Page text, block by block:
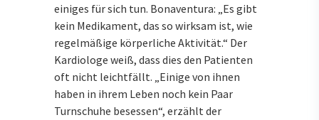
einiges für sich tun. Bonaventura: „Es gibt
kein Medikament, das so wirksam ist, wie
regelmäßige körperliche Aktivität.“ Der
Kardiologe weiß, dass dies den Patienten
oft nicht leichtfällt. „Einige von ihnen
haben in ihrem Leben noch kein Paar
Turnschuhe besessen“, erzählt der